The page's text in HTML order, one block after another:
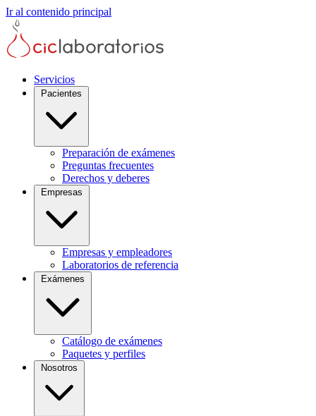
Ir al contenido principal
Servicios
Preparación de exámenes
Preguntas frecuentes
Derechos y deberes
Empresas y empleadores
Laboratorios de referencia
Catálogo de exámenes
Paquetes y perfiles